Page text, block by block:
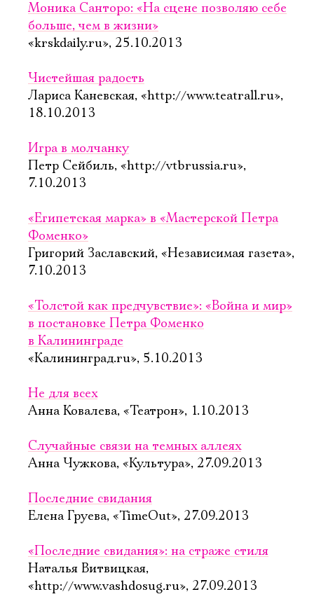
Моника Санторо: «На сцене позволяю себе
больше, чем в жизни»
«krskdaily.ru», 25.10.2013
Чистейшая радость
Лариса Каневская, «http://www.teatrall.ru»,
18.10.2013
Игра в молчанку
Петр Сейбиль, «http://vtbrussia.ru»,
7.10.2013
«Египетская марка» в «Мастерской Петра
Фоменко»
Григорий Заславский, «Независимая газета»,
7.10.2013
«Толстой как предчувствие»: «Война и мир»
в постановке Петра Фоменко
в Калининграде
«Калининград.ru», 5.10.2013
Не для всех
Анна Ковалева, «Театрон», 1.10.2013
Случайные связи на темных аллеях
Анна Чужкова, «Культура», 27.09.2013
Последние свидания
Елена Груева, «TimeOut», 27.09.2013
«Последние свидания»: на страже стиля
Наталья Витвицкая,
«http://www.vashdosug.ru», 27.09.2013